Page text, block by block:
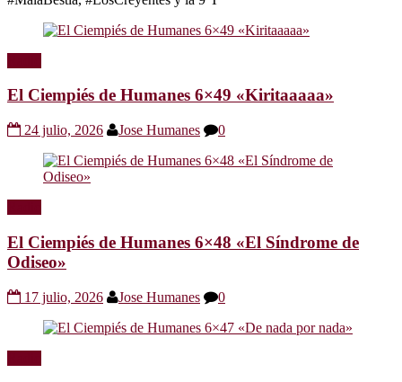
El Ciempiés de Humanes 6×49 «Kiritaaaaa»
24 julio, 2026 Jose Humanes 0
El Ciempiés de Humanes 6×48 «El Síndrome de
Odiseo»
17 julio, 2026 Jose Humanes 0